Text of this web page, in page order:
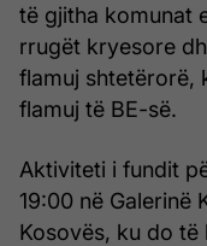
të gjitha komunat
rrugët kryesore
flamuj shtetërorë,
flamuj të BE-së.
Aktiviteti i fundit
19:00 në Galerinë
Kosovës, ku do